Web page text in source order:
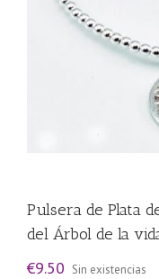
Pulsera de Plata
del Árbol de la
€9.50 Sin existencias